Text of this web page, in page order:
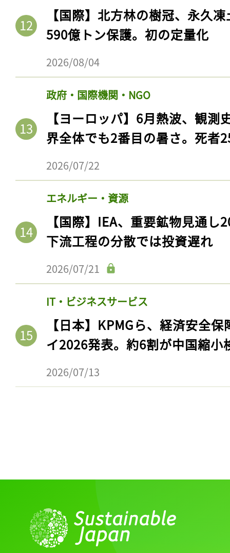
【国際】北方林の樹冠、永久
590億トン保護。初の定量化
2026/08/04
政府・国際機関・NGO
【ヨーロッパ】6月熱波、観
界全体でも2番目の暑さ。死者
2026/07/22
エネルギー・資源
【国際】IEA、重要鉱物見通
下流工程の分散では投資遅れ
2026/07/21
IT・ビジネスサービス
【日本】KPMGら、経済安全
イ2026発表。約6割が中国縮小
2026/07/13